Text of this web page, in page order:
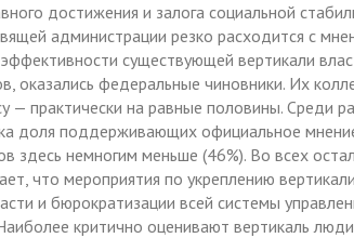
достижения и залога социальной
администрации резко расходится с
существующей вертикали
оказались федеральные чиновники. Их
— практически на равные половины. Среди
доля поддерживающих официальное
здесь немногим меньше (46%). Во всех
что мероприятия по укреплению
и бюрократизации всей системы
критично оценивают вертикаль